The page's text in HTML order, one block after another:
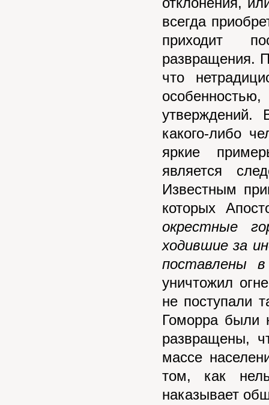
всегда
приходит
развращения.
что
утверждений.
какого-либо
яркие
является
Известным
которых
окрестные
ходившие за
поставлены
уничтожил
не поступали
Гоморра были
развращены,
массе
том, как
наказывает